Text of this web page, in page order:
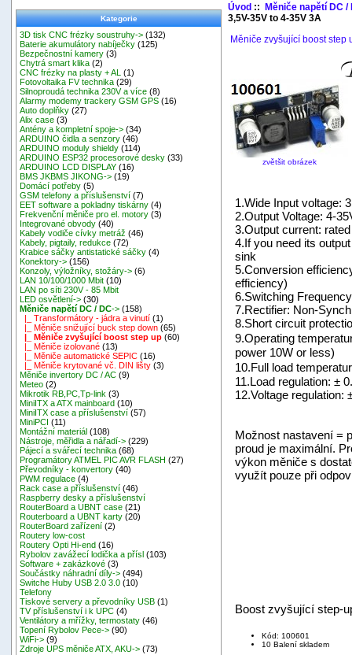
Kategorie
3D tisk CNC frézky soustruhy-> (132)
Baterie akumulátory nabíječky (125)
Bezpečnostní kamery (3)
Chytrá smart klika (2)
CNC frézky na plasty + AL
(1)
Fotovoltaika FV technika (29)
Silnoproudá technika 230V a více (8)
Alarmy modemy trackery GSM GPS (16)
Auto doplňky (27)
Alix case (3)
Antény a kompletní spoje-> (34)
ARDUINO čidla a senzory (46)
ARDUINO moduly shieldy (114)
ARDUINO ESP32 procesorové desky (33)
ARDUINO LCD DISPLAY (16)
BMS JKBMS JIKONG-> (19)
Domácí potřeby (5)
GSM telefony a příslušenství (7)
EET software a pokladny tiskárny (4)
Frekvenční měniče pro el. motory (3)
Integrované obvody (40)
Kabely vodiče cívky metráž (46)
Kabely, pigtaily, redukce (72)
Krabice sáčky antistatické sáčky (4)
Konektory-> (156)
Konzoly, výložníky, stožáry-> (6)
LAN 10/100/1000 Mbit (10)
LAN po síti 230V - 85 Mbit
LED osvětlení-> (30)
Měniče napětí DC / DC-> (158)
|_ Transformátory - jádra a vinutí (1)
|_ Měniče snižující buck step down (65)
|_ Měniče zvyšující boost step up (60)
|_ Měniče izolované (13)
|_ Měniče automatické SEPIC (16)
|_ Měniče krytované vč. DIN lišty (3)
Měniče invertory DC / AC (9)
Meteo (2)
Mikrotik RB,PC,Tp-link (3)
MiniITX a ATX mainboard (10)
MiniITX case a příslušenství (57)
MiniPCI (11)
Montážní materiál (108)
Nástroje, měřidla a nářadí-> (229)
Pájecí a svářecí technika (68)
Programátory ATMEL PIC AVR FLASH (27)
Převodníky - konvertory (40)
PWM regulace (4)
Rack case a příslušenství (46)
Raspberry desky a příslušenství
RouterBoard a UBNT case (21)
Routerboard a UBNT karty (20)
RouterBoard zařízení (2)
Routery low-cost
Routery Opti Hi-end (16)
Rybolov zavážecí lodička a přísl (103)
Software + zakázkové (3)
Součástky náhradní díly-> (494)
Switche Huby USB 2.0 3.0 (10)
Telefony
Tiskové servery a převodníky USB (1)
TV příslušenství i k UPC (4)
Ventilátory a mřížky, termostaty (46)
Topení Rybolov Pece-> (90)
WiFi-> (9)
Zdroje UPS měniče ATX, AKU-> (73)
Úvod:: Měniče napětí DC /
3,5V-35V to 4-35V 3A
Měniče zvyšující boost step
zvětšit obrázek
1.Wide Input voltage:
2.Output Voltage: 4-
3.Output current:
4.If you need its
sink
5.Conversion
efficiency)
6.Switching
7.Rectifier: Non-
8.Short circuit
9.Operating
power 10W or less)
10.Full load
11.Load regulation: ±
12.Voltage regulation:
Možnost nastavení =
proud je maximální.
výkon měniče s
využít pouze při
Boost zvyšující step-
Kód: 100601
10 Balení skladem